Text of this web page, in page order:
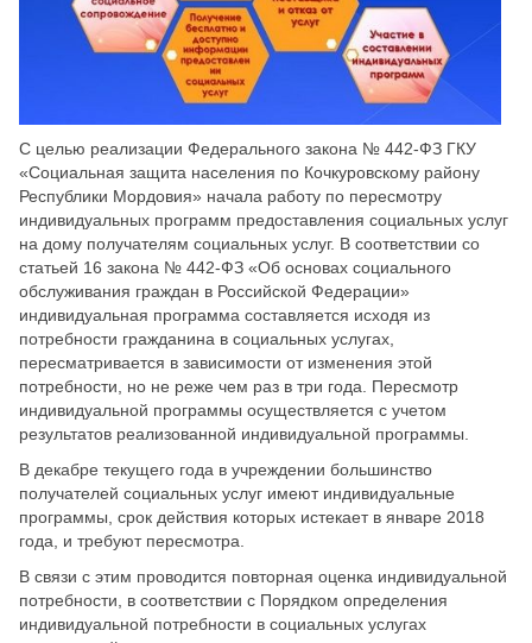
С целью реализации Федерального закона № 442-ФЗ ГКУ
«Социальная защита населения по Кочкуровскому району
Республики Мордовия» начала работу по пересмотру
индивидуальных программ предоставления социальных услуг
на дому получателям социальных услуг. В соответствии со
статьей 16 закона № 442-ФЗ «Об основах социального
обслуживания граждан в Российской Федерации»
индивидуальная программа составляется исходя из
потребности гражданина в социальных услугах,
пересматривается в зависимости от изменения этой
потребности, но не реже чем раз в три года. Пересмотр
индивидуальной программы осуществляется с учетом
результатов реализованной индивидуальной программы
В декабре текущего года в учреждении большинство
получателей социальных услуг имеют индивидуальные
программы, срок действия которых истекает в январе 2018
года, и требуют пересмотра.
В связи с этим проводится повторная оценка индивидуальной
потребности, в соответствии с Порядком определения
индивидуальной потребности в социальных услугах